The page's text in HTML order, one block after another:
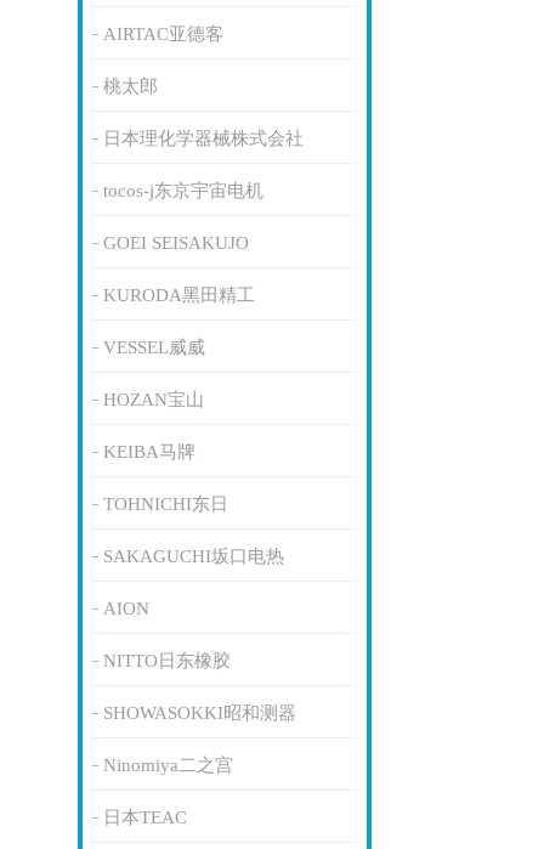
AIRTAC亚德客
桃太郎
日本理化学器械株式会社
tocos-j东京宇宙电机
GOEI SEISAKUJO
KURODA黑田精工
VESSEL威威
HOZAN宝山
KEIBA马牌
TOHNICHI东日
SAKAGUCHI坂口电热
AION
NITTO日东橡胶
SHOWASOKKI昭和测器
Ninomiya二之宫
日本TEAC